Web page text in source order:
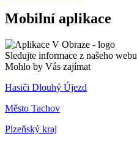
Mobilní aplikace
Sledujte informace z našeho webu
Mohlo by Vás zajímat
Hasiči Dlouhý Újezd
Město Tachov
Plzeňský kraj